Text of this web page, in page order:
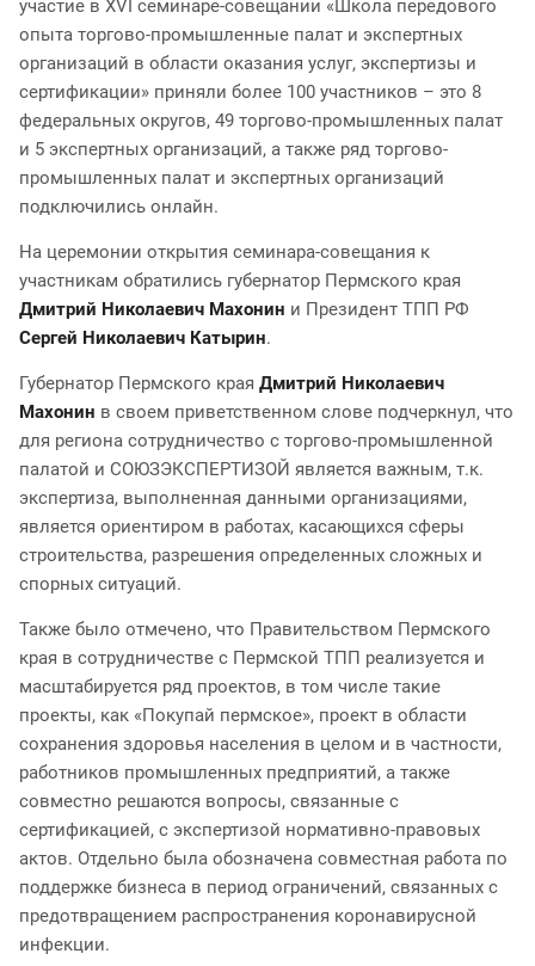
участие в XVI семинаре-совещании «Школа передового
опыта торгово-промышленные палат и экспертных
организаций в области оказания услуг, экспертизы и
сертификации» приняли более 100 участников – это 8
федеральных округов, 49 торгово-промышленных палат
и 5 экспертных организаций, а также ряд торгово-
промышленных палат и экспертных организаций
подключились онлайн.
На церемонии открытия семинара-совещания к
участникам обратились губернатор Пермского края
Дмитрий Николаевич Махонин и Президент ТПП РФ
Сергей Николаевич Катырин.
Губернатор Пермского края Дмитрий Николаевич
Махонин в своем приветственном слове подчеркнул, что
для региона сотрудничество с торгово-промышленной
палатой и СОЮЗЭКСПЕРТИЗОЙ является важным, т.к.
экспертиза, выполненная данными организациями,
является ориентиром в работах, касающихся сферы
строительства, разрешения определенных сложных и
спорных ситуаций.
Также было отмечено, что Правительством Пермского
края в сотрудничестве с Пермской ТПП реализуется и
масштабируется ряд проектов, в том числе такие
проекты, как «Покупай пермское», проект в области
сохранения здоровья населения в целом и в частности,
работников промышленных предприятий, а также
совместно решаются вопросы, связанные с
сертификацией, с экспертизой нормативно-правовых
актов. Отдельно была обозначена совместная работа по
поддержке бизнеса в период ограничений, связанных с
предотвращением распространения коронавирусной
инфекции.